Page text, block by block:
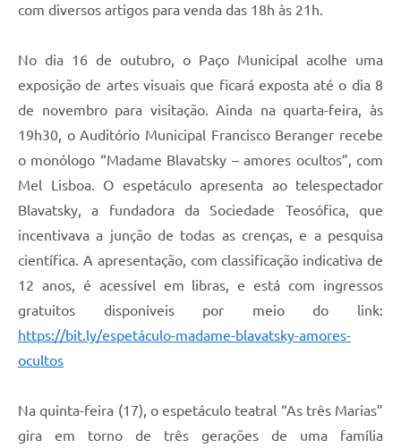
Contato
com diversos artigos para venda das 18h às 21h.
No dia 16 de outubro, o Paço Municipal acolhe uma
exposição de artes visuais que ficará exposta até o dia 8
de novembro para visitação. Ainda na quarta-feira, às
19h30, o Auditório Municipal Francisco Beranger recebe
o monólogo “Madame Blavatsky – amores ocultos”, com
Mel Lisboa. O espetáculo apresenta ao telespectador
Blavatsky, a fundadora da Sociedade Teosófica, que
incentivava a junção de todas as crenças, e a pesquisa
científica. A apresentação, com classificação indicativa de
12 anos, é acessível em libras, e está com ingressos
gratuitos disponíveis por meio do link:
https://bit.ly/espetáculo-madame-blavatsky-amores-
ocultos
Na quinta-feira (17), o espetáculo teatral “As três Marias”
gira em torno de três gerações de uma família